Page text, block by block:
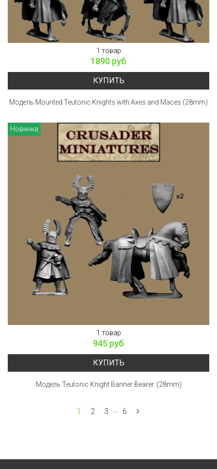
1 товар
1890 руб
КУПИТЬ
Модель Mounted Teutonic Knights with Axes and Maces (28mm)
Новинка
1 товар
945 руб
КУПИТЬ
Модель Teutonic Knight Banner Bearer. (28mm)
1 2 3 6